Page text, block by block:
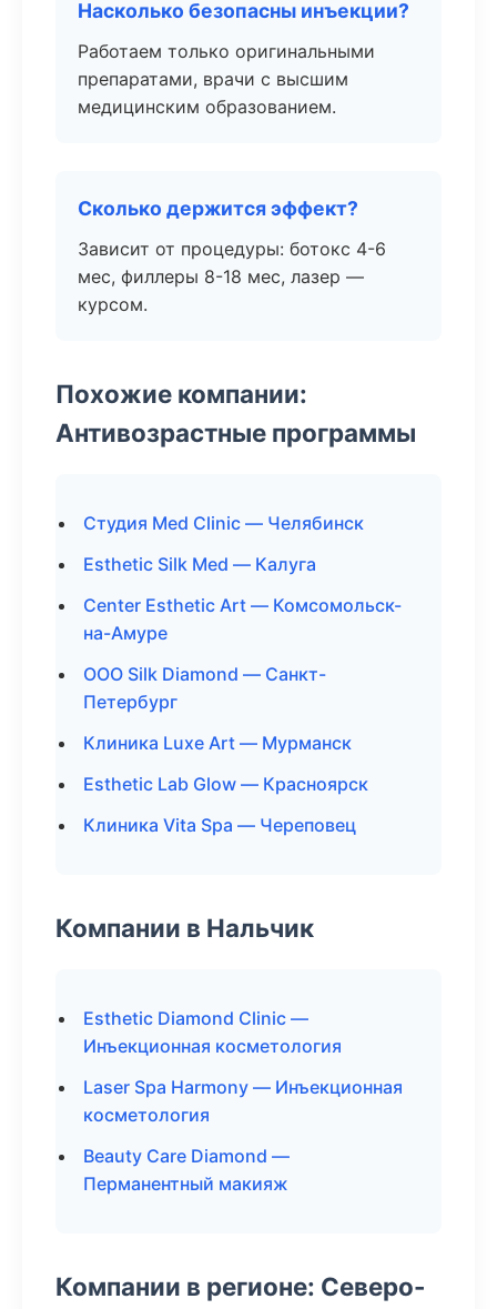
Насколько безопасны инъекции?
Работаем только оригинальными
препаратами, врачи с высшим
медицинским образованием.
Сколько держится эффект?
Зависит от процедуры: ботокс 4-6
мес, филлеры 8-18 мес, лазер —
курсом.
Похожие компании:
Антивозрастные программы
Студия Med Clinic — Челябинск
Esthetic Silk Med — Калуга
Center Esthetic Art — Комсомольск-
на-Амуре
ООО Silk Diamond — Санкт-
Петербург
Клиника Luxe Art — Мурманск
Esthetic Lab Glow — Красноярск
Клиника Vita Spa — Череповец
Компании в Нальчик
Esthetic Diamond Clinic —
Инъекционная косметология
Laser Spa Harmony — Инъекционная
косметология
Beauty Care Diamond —
Перманентный макияж
Компании в регионе: Северо-